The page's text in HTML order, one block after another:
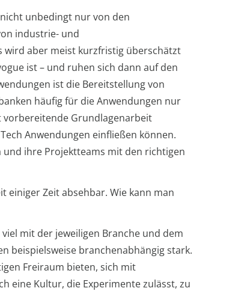
unbedingt nur von den
industrie- und
wird aber meist kurzfristig überschätzt
ist – und ruhen sich dann auf den
ist die Bereitstellung von
häufig für die Anwendungen nur
vorbereitende Grundlagenarbeit
Anwendungen einfließen können.
und ihre Projektteams mit den richtigen
einiger Zeit absehbar. Wie kann man
mit der jeweiligen Branche und dem
beispielsweise branchenabhängig stark.
Freiraum bieten, sich mit
eine Kultur, die Experimente zulässt, zu